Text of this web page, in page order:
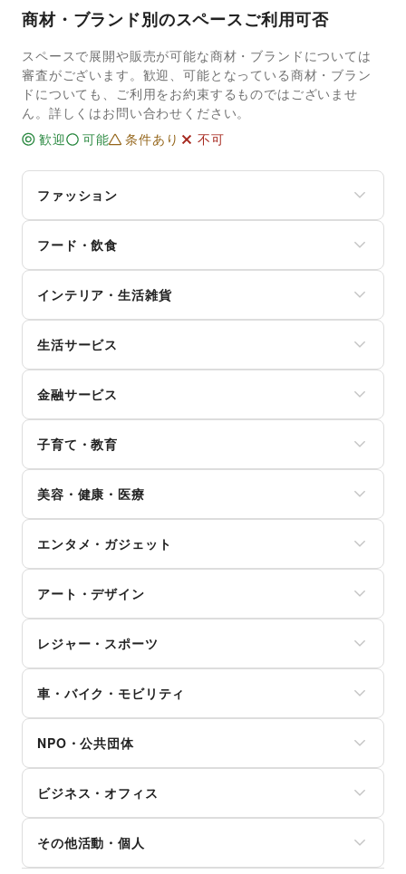
商材・ブランド別のスペースご利用可否
スペースで展開や販売が可能な商材・ブランドについては
審査がございます。歓迎、可能となっている商材・ブラン
ドについても、ご利用をお約束するものではございませ
ん。詳しくはお問い合わせください。
歓迎
可能 条件あり 不可
ファッション
レディースファッション
ユニセックス
インナー・ルームウェア
キッズ・ベビー・マタニティ
スポーツ
シーズナルウェア
腕時計
靴
バッグ・革小物
ファッション雑貨
和服・着物
古着
その他ファッション
フード・飲食
和菓子
パン
お弁当・惣菜
軽食・ホットスナック
コーヒー・紅茶
その他飲料
食材・調味料
物産展・マルシェ
キッチンカー・移動販売
野菜・果物・生鮮食品
その他フード・飲食
インテリア・生活雑貨
寝具・ベッド
家具・家電
キッチン雑貨・調理器具
掃除用品・生活便利品
文房具
手芸・ハンドメイド
花・盆栽・ドライフラワー
犬・猫・ペット
日用雑貨
食器・陶磁器
その他インテリア・生活雑貨
生活サービス
インターネット・プロバイダ
電気・ガス
ウォーターサーバー
ハウスクリーニング・家事代行
定期宅配
リサイクル雑貨・古本
冠婚葬祭
資格・習い事
リフォーム
住宅（購入・賃貸）
たばこ
修理・メンテナンス
就職・転職・求人
金融サービス
保険
銀行
住宅ローン
証券・FX
不動産投資
その他金融サービス
子育て・教育
ランドセル
学習教材・通信教育
子供向け教室・レッスン
塾・家庭教師
おもちゃ・絵本
その他子育て・教育
美容・健康・医療
ダイエット・健康グッズ
美容・コスメ・香水
ヘアケア・シャンプー
美容家電
ヘアサロン・ネイルサロン
マッサージ・整体
女性用品・フェムテック
コンタクトレンズ
医療・医薬品
その他美容・健康
エンタメ・ガジェット
スマホアクセサリー
ガジェット
ゲーム
アニメ
コミック・マンガ
アイドル・芸能人
CD・DVD・本・雑誌
Webメディア・アプリ
テレビ・ドラマ
映画
音楽・ライブ
演劇
占い
アート・デザイン
写真・イラストレーション
立体作品・彫刻
その他アート・デザイン
レジャー・スポーツ
キャンプ・アウトドア
野球
サッカー
バスケットボール
ゴルフ
その他レジャー・スポーツ
車・バイク・モビリティ
バイク・オートバイ
自転車・ロードバイク
マイクロモビリティ
その他車・バイク・モビリティ
NPO・公共団体
外国団体・大使館
募金・寄付
NPO・ボランティア活動
その他NPO・公共団体
ビジネス・オフィス
オフィス家具・OA機器
イベント企画・運営
その他活動・個人